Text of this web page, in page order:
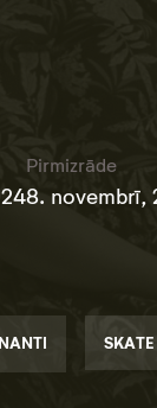
Pirmizrāde
8. novembrī,